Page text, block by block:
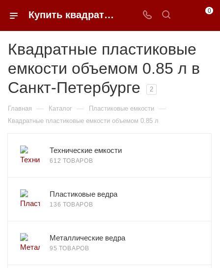
Купить квадратные пластиковые емкости объемом 0.85 л в Санкт-Петербурге | 0FFER 0
Квадратные пластиковые
емкости объемом 0.85 л в
Санкт-Петербурге
2
Главная — Каталог — Пластиковые емкости —
Квадратные пластиковые емкости объемом 0.85 л
Технические емкости
612 ТОВАРОВ
Пластиковые ведра
136 ТОВАРОВ
Металлические ведра
95 ТОВАРОВ